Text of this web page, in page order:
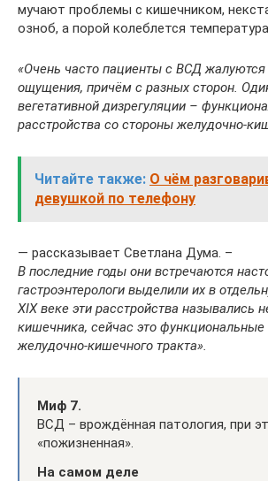
мучают проблемы с кишечником,
озноб, а порой колеблется
«Очень часто пациенты с ВСД
ощущения, причём с разных сторон.
вегетативной дизрегуляции –
расстройства со стороны желудочно-
Читайте также: О чём
девушкой по телефону
— рассказывает Светлана Дума. –
В последние годы они встречаются
гастроэнтерологи выделили их в
ХIХ веке эти расстройства назывались
кишечника, сейчас это
желудочно-кишечного тракта».
Миф 7.
ВСД – врождённая патология, при
«пожизненная».
На самом деле